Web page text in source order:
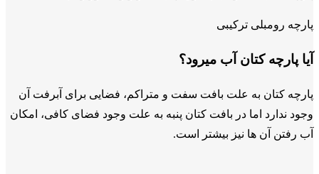
پارچه رومبلی ترکیبی
آیا پارچه کتان آب میرود؟
پارچه کتان به علت بافت سفت و متراکم، فضایی برای آبرفت آن
وجود ندارد اما در بافت کتان پنبه به علت وجود فضای کافی، امکان
آب رفتن آن ها نیز بیشتر است.